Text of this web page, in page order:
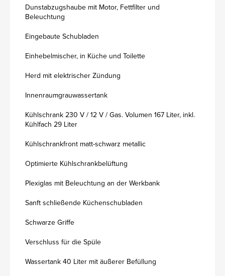
Dunstabzugshaube mit Motor, Fettfilter und
Beleuchtung
Eingebaute Schubladen
Einhebelmischer, in Küche und Toilette
Herd mit elektrischer Zündung
Innenraumgrauwassertank
Kühlschrank 230 V / 12 V / Gas. Volumen 167 Liter, inkl.
Kühlfach 29 Liter
Kühlschrankfront matt-schwarz metallic
Optimierte Kühlschrankbelüftung
Plexiglas mit Beleuchtung an der Werkbank
Sanft schließende Küchenschubladen
Schwarze Griffe
Verschluss für die Spüle
Wassertank 40 Liter mit äußerer Befüllung